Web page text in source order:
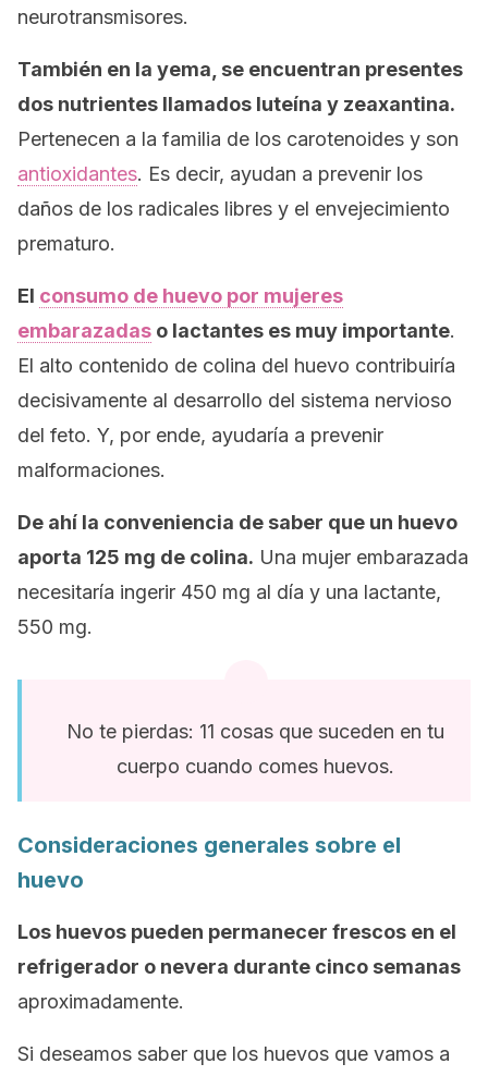
neurotransmisores.
También en la yema, se encuentran presentes
dos nutrientes llamados luteína y zeaxantina.
Pertenecen a la familia de los carotenoides y son
antioxidantes. Es decir, ayudan a prevenir los
daños de los radicales libres y el envejecimiento
prematuro.
El consumo de huevo por mujeres
embarazadas o lactantes es muy importante.
El alto contenido de colina del huevo contribuiría
decisivamente al desarrollo del sistema nervioso
del feto. Y, por ende, ayudaría a prevenir
malformaciones.
De ahí la conveniencia de saber que un huevo
aporta 125 mg de colina. Una mujer embarazada
necesitaría ingerir 450 mg al día y una lactante,
550 mg.
No te pierdas: 11 cosas que suceden en tu
cuerpo cuando comes huevos.
Consideraciones generales sobre el
huevo
Los huevos pueden permanecer frescos en el
refrigerador o nevera durante cinco semanas
aproximadamente.
Si deseamos saber que los huevos que vamos a